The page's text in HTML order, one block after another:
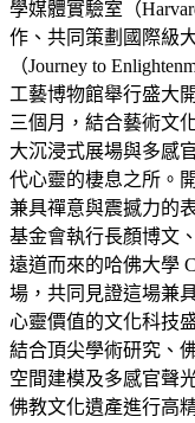
學媒體實驗室（
作、共同策劃國際級
（Journey to
工藝博物館舉行盛大
三個月，結合藝術文
大沉浸式展場與多感
代心靈的棲息之所。
兼具禪意與震撼力的
基金會執行長顏博文
遠道而來的哈佛大學
場，共同見證這場兼
心靈價值的文化科技
結合頂尖學術研究、
空間建模及多感官聲
佛教文化遺產進行高